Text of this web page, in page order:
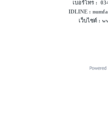
เบอร์โทร :
IDLINE :
เว็บไซต์ :